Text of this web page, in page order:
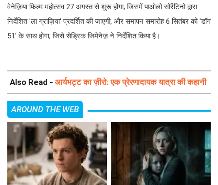
वेनेज़िया फिल्म महोत्सव 27 अगस्त से शुरू होगा, जिसमें पाओलो सोरेंटिनो द्वारा
निर्देशित 'ला ग्राज़िया' प्रदर्शित की जाएगी, और समापन समारोह 6 सितंबर को 'डॉग
51' के साथ होगा, जिसे सेड्रिक जिमेनेज़ ने निर्देशित किया है।
Also Read - आर्यभट्ट का ज़ीरो: एक प्रेरणादायक यात्रा की कहानी
AROUND THE WEB